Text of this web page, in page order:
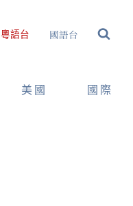
粵語台 國語台
美國 國際